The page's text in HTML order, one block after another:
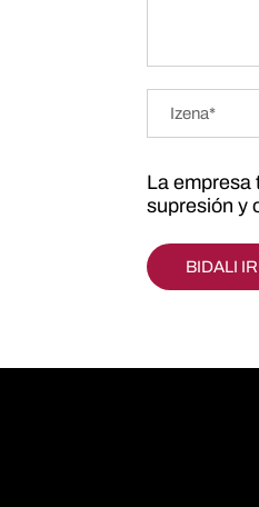
La empresa
supresión y